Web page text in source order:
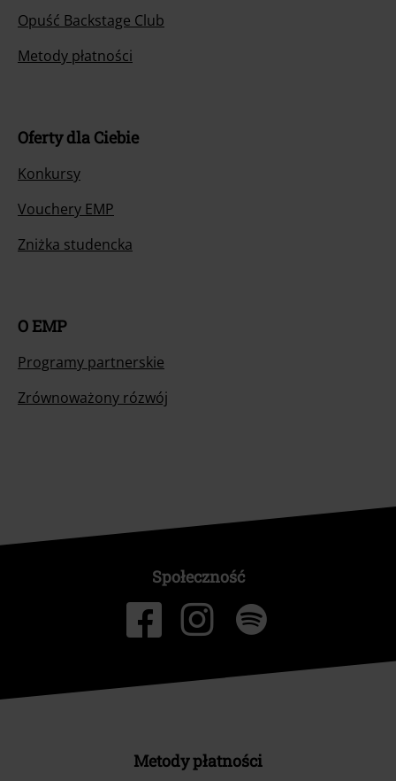
Opuść Backstage Club
Metody płatności
Oferty dla Ciebie
Konkursy
Vouchery EMP
Zniżka studencka
O EMP
Programy partnerskie
Zrównoważony rózwój
Społeczność
Metody płatności